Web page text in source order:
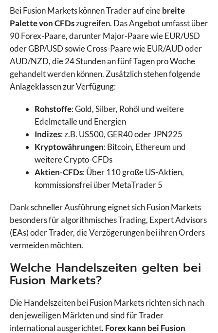
Bei Fusion Markets können Trader auf einebreite
Palette von CFDszugreifen. Das Angebot umfasst über
90 Forex-Paare, darunter Major-Paare wie EUR/USD
oder GBP/USD sowie Cross-Paare wie EUR/AUD oder
AUD/NZD, die 24 Stunden an fünf Tagen pro Woche
gehandelt werden können. Zusätzlich stehen folgende
Anlageklassen zur Verfügung:
Rohstoffe: Gold, Silber, Rohöl und weitere
Edelmetalle und Energien
Indizes: z.B. US500, GER40 oder JPN225
Kryptowährungen: Bitcoin, Ethereum und
weitere Crypto-CFDs
Aktien-CFDs: Über 110 große US-Aktien,
kommissionsfrei über MetaTrader 5
Dank schneller Ausführung eignet sich Fusion Markets
besonders für algorithmisches Trading, Expert Advisors
(EAs) oder Trader, die Verzögerungen bei ihren Orders
vermeiden möchten.
Welche Handelszeiten gelten bei
Fusion Markets?
Die Handelszeiten bei Fusion Markets richten sich nach
den jeweiligen Märkten und sind für Trader
international ausgerichtet. Forex kann bei Fusion